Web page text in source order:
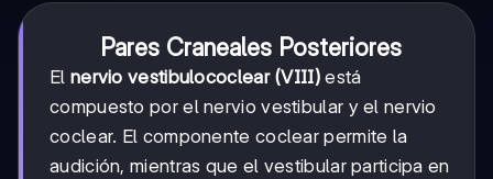
Pares Craneales Posteriores
El nervio vestibulococlear (VIII)está
compuesto por el nervio vestibular y el nervio
coclear. El componente coclear permite la
audición, mientras que el vestibular participa en